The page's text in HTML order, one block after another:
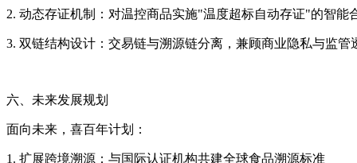
2. 动态存证机制：对温控商品实施"温度超标自动存证"的智能
3. 双链结构设计：交易链与溯源链分离，兼顾商业隐私与监管
六、未来发展规划
面向未来，喜百年计划：
1. 扩展跨境溯源：与国际认证机构共建全球食品溯源标准